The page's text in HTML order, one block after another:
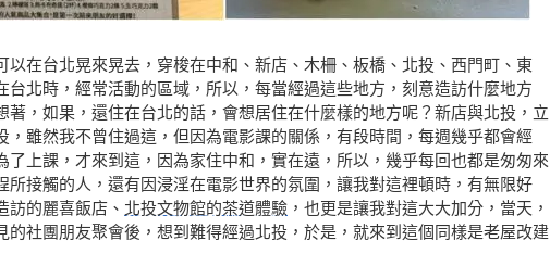
以在台北晃來晃去，穿梭在中和、新店、木柵、板橋、北投、西門町、東
台北時，經常活動的區域，所以，每當經過這些地方，刻意造訪什麼地方
著，如果，還住在台北的話，會想居住在什麼樣的地方呢？新店與北投，立
，雖然我不曾住過這，但因為電影課的關係，有段時間，每週幾乎都會經
了上課，才來到這，因為家住中和，實在遠，所以，幾乎每回也都是匆匆來
所接觸的人，還有因浸淫在電影世界的氛圍，讓我對這裡頓時，有無限好
訪的麗喜飯店、 北投文物館的茶道體驗 ，也更是讓我對這大大加分，當天，
的社團朋友聚會後，想到難得經過北投，於是，就來到這個同樣是老屋改建